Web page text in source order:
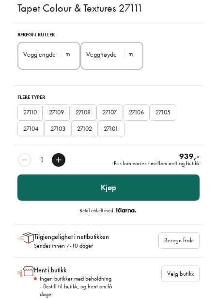
Tapet Colour & Textures 27111
BEREGN RULLER
Vegglengde m Vegghøyde m
FLERE TYPER
27110 27109 27108 27107 27106
27105
27104
27103 27102 27101
939,-
Pris kan variere mellom nett og butikk
Kjøp
Betal enkelt med
Tilgjengelighet i nettbutikken
Sendes innen 7-10 dager
Beregn frakt
Hent i butikk
Ingen butikker med beholdning
- Bestill til butikk, og hent om få
dager
Velg butikk